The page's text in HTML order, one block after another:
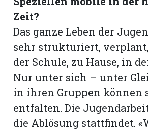
Zeit?
Das ganze Leben der
sehr strukturiert,
der Schule, zu Hause, in
Nur unter sich – unter
in ihren Gruppen können
entfalten. Die
die Ablösung stattfindet.